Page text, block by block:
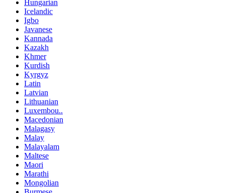
Hungarian
Icelandic
Igbo
Javanese
Kannada
Kazakh
Khmer
Kurdish
Kyrgyz
Latin
Latvian
Lithuanian
Luxembou..
Macedonian
Malagasy
Malay
Malayalam
Maltese
Maori
Marathi
Mongolian